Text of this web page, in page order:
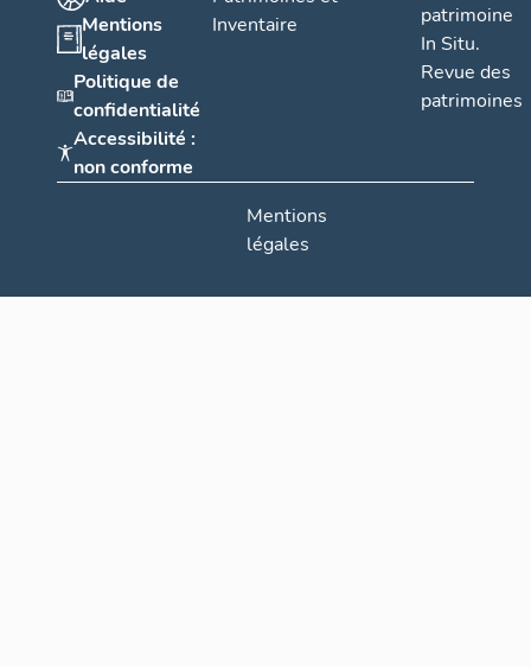
Mentions
légales
Politique de
confidentialité
Accessibilité :
non conforme
Inventaire
patrimoine
In Situ.
Revue des
patrimoines
Mentions
légales